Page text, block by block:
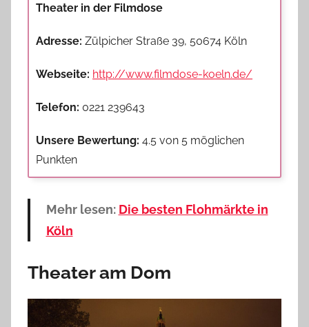
Theater in der Filmdose
Adresse: Zülpicher Straße 39, 50674 Köln
Webseite: http://www.filmdose-koeln.de/
Telefon: 0221 239643
Unsere Bewertung: 4.5 von 5 möglichen
Punkten
Mehr lesen: Die besten Flohmärkte in
Köln
Theater am Dom